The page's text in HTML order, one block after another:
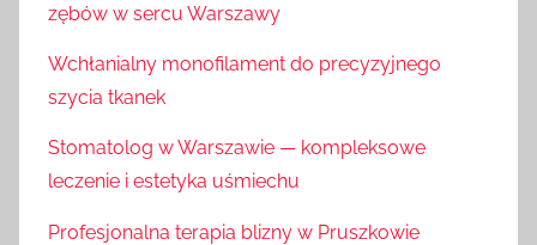
zębów w sercu Warszawy
Wchłanialny monofilament do precyzyjnego
szycia tkanek
Stomatolog w Warszawie — kompleksowe
leczenie i estetyka uśmiechu
Profesjonalna terapia blizny w Pruszkowie